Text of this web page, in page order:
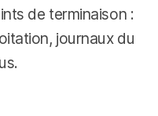
de terminaison :
journaux du